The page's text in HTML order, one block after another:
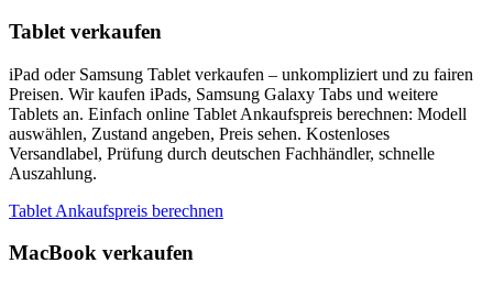
Tablet verkaufen
iPad oder Samsung Tablet verkaufen – unkompliziert und zu fairen
Preisen. Wir kaufen iPads, Samsung Galaxy Tabs und weitere
Tablets an. Einfach online Tablet Ankaufspreis berechnen: Modell
auswählen, Zustand angeben, Preis sehen. Kostenloses
Versandlabel, Prüfung durch deutschen Fachhändler, schnelle
Auszahlung.
Tablet Ankaufspreis berechnen
MacBook verkaufen